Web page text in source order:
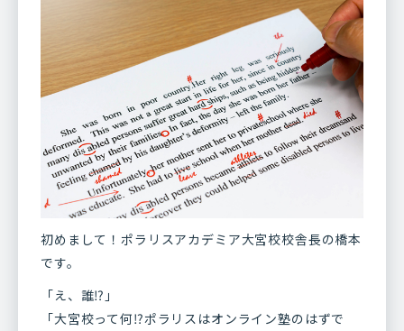
初めまして！ポラリスアカデミア大宮校校舎長の橋本
です。
「え、誰⁉」
「大宮校って何⁉ポラリスはオンライン塾のはずで